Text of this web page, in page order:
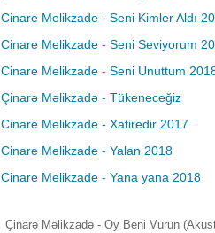
Cinare Melikzade - Seni Kimler Aldı
Cinare Melikzade - Seni Seviyorum
Cinare Melikzade - Seni Unuttum
Çinarə Məlikzadə - Tükeneceğiz
Cinare Melikzade - Xatiredir 2017
Cinare Melikzade - Yalan 2018
Cinare Melikzade - Yana yana 2018
Çinarə Məlikzadə - Oy Beni Vurun